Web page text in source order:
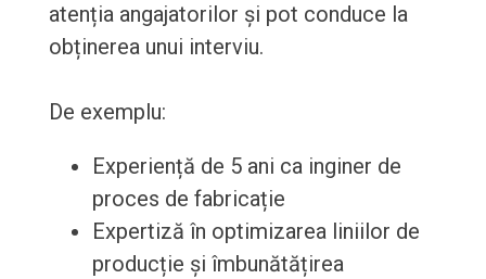
atenția angajatorilor și pot conduce la
obținerea unui interviu.
De exemplu:
Experiență de 5 ani ca inginer de
proces de fabricație
Expertiză în optimizarea liniilor de
producție și îmbunătățirea